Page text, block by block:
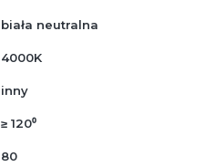
biała neutralna
4000K
inny
≥ 120⁰
80